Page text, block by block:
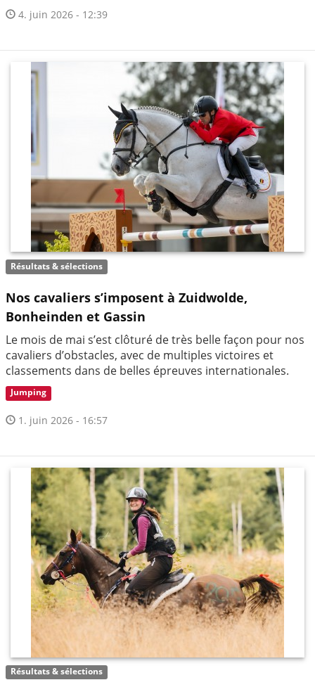
4. juin 2026 - 12:39
Résultats & sélections
Nos cavaliers s’imposent à Zuidwolde,
Bonheinden et Gassin
Le mois de mai s’est clôturé de très belle façon pour nos
cavaliers d’obstacles, avec de multiples victoires et
classements dans de belles épreuves internationales.
Jumping
1. juin 2026 - 16:57
Résultats & sélections